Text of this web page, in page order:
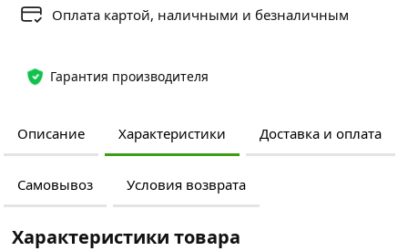
Гарантия производителя
Оплата картой, наличными и безналичным
Описание Характеристики Доставка и оплата
Самовывоз Условия возврата
Характеристики товара